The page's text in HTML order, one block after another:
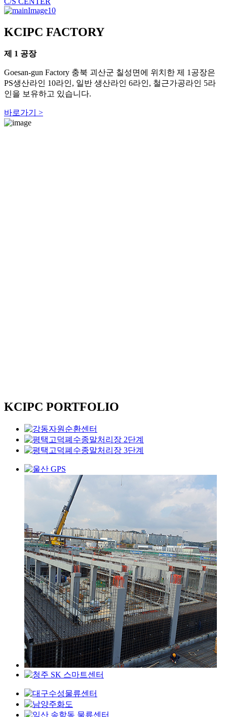
KCIPC FACTORY
제 1 공장
Goesan-gun Factory 충북 괴산군 칠성면에 위치한 제 1공장은
PS생산라인 10라인, 일반 생산라인 6라인, 철근가공라인 5라
인을 보유하고 있습니다.
바로가기 >
KCIPC PORTFOLIO